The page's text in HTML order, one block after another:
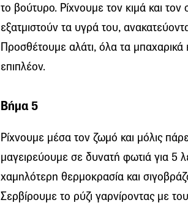
το βούτυρο. Ρίχνουμε τον κιμά και
εξατμιστούν τα υγρά του,
Προσθέτουμε αλάτι, όλα τα μπαχαρικά
επιπλέον.
Βήμα 5
Ρίχνουμε μέσα τον ζωμό και μόλις
μαγειρεύουμε σε δυνατή φωτιά για 5
χαμηλότερη θερμοκρασία και
Σερβίρουμε το ρύζι γαρνίροντας με